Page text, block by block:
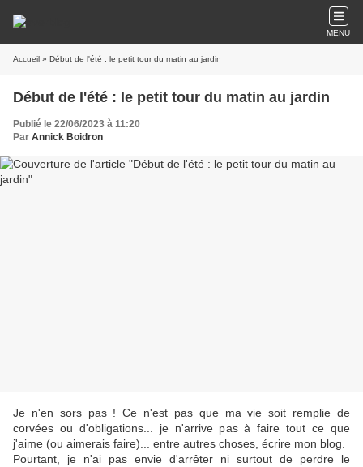
MENU
Accueil » Début de l'été : le petit tour du matin au jardin
Début de l'été : le petit tour du matin au jardin
Publié le 22/06/2023 à 11:20
Par Annick Boidron
Je n'en sors pas ! Ce n'est pas que ma vie soit remplie de
corvées ou d'obligations... je n'arrive pas à faire tout ce que
j'aime (ou aimerais faire)... entre autres choses, écrire mon blog.
Pourtant, je n'ai pas envie d'arrêter ni surtout de perdre le